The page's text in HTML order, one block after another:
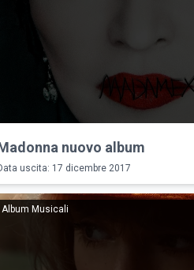
nuovo album
uscita: 17 dicembre 2017
Album Musicali